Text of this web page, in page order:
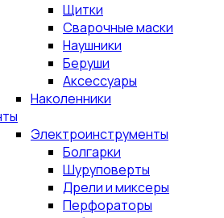
Щитки
Сварочные маски
Наушники
Беруши
Аксессуары
Наколенники
Электроинструменты
Болгарки
Шуруповерты
Дрели и миксеры
Перфораторы